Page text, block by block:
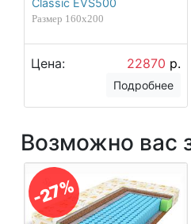
Classic EVS500
Размер 160х200
Цена: 22870 р.
Подробнее
Возможно вас
-27%